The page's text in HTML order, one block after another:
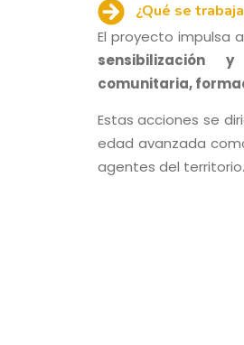
¿Qué se
El proyecto impulsa
sensibilización
comunitaria,
Estas acciones se
edad avanzada
agentes del territorio.